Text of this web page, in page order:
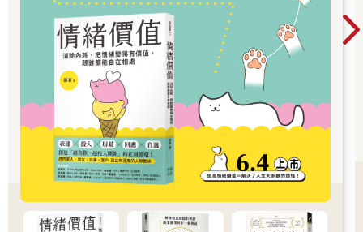
想到的創意或解決方案不會被聽者拿走。
另外，也不排除有些人天生擅長融合兩個觀點，特別是當其中一
個觀點屬於別人時。雖然這麼做很不光彩，但是這些人偏偏能厚
著臉皮，在公開場合陳述「他們的」觀點。一旦某個觀點在會議
中被提出來，它就永遠和提出它的人連在一起。所以，不到關鍵
時刻，最好不要把你的創意或想法隨便告知他人。
2.避免在會議前後抱怨
許多人喜歡抱怨會議的計畫或安排，其實這對你沒有一點幫助，
還很容易被別人聽到，給你貼上「不滿現狀」的標籤。而且，與
那些同樣愛說這種話的人比起來，顯得你更愛發牢騷。就算你忍
不住怒火，也要等到遠離與會人士之後再抱怨，至少不要在會議
開始前或結束後抱怨。